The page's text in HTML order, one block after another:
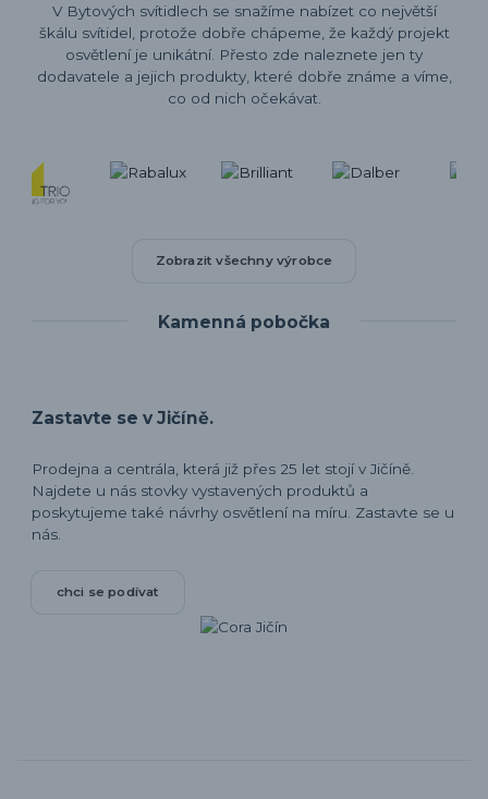
V Bytových svítidlech se snažíme nabízet co největší
škálu svítidel, protože dobře chápeme, že každý projekt
osvětlení je unikátní. Přesto zde naleznete jen ty
dodavatele a jejich produkty, které dobře známe a víme,
co od nich očekávat.
Zobrazit všechny výrobce
Kamenná pobočka
Zastavte se v Jičíně.
Prodejna a centrála, která již přes 25 let stojí v Jičíně.
Najdete u nás stovky vystavených produktů a
poskytujeme také návrhy osvětlení na míru. Zastavte se u
nás.
chci se podívat